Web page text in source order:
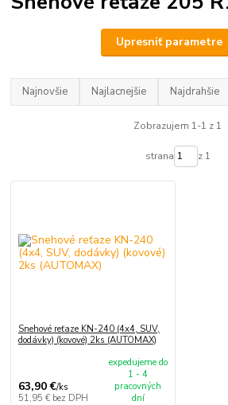
Upresniť parametre
Najnovšie Najlacnejšie Najdrahšie
Zobrazujem 1-1 z 1
strana z 1
Snehové reťaze KN-240 (4x4, SUV,
dodávky) (kovové) 2ks (AUTOMAX)
63,90 €/ks
51,95 € bez DPH
expedujeme do
1 - 4
pracovných
dní